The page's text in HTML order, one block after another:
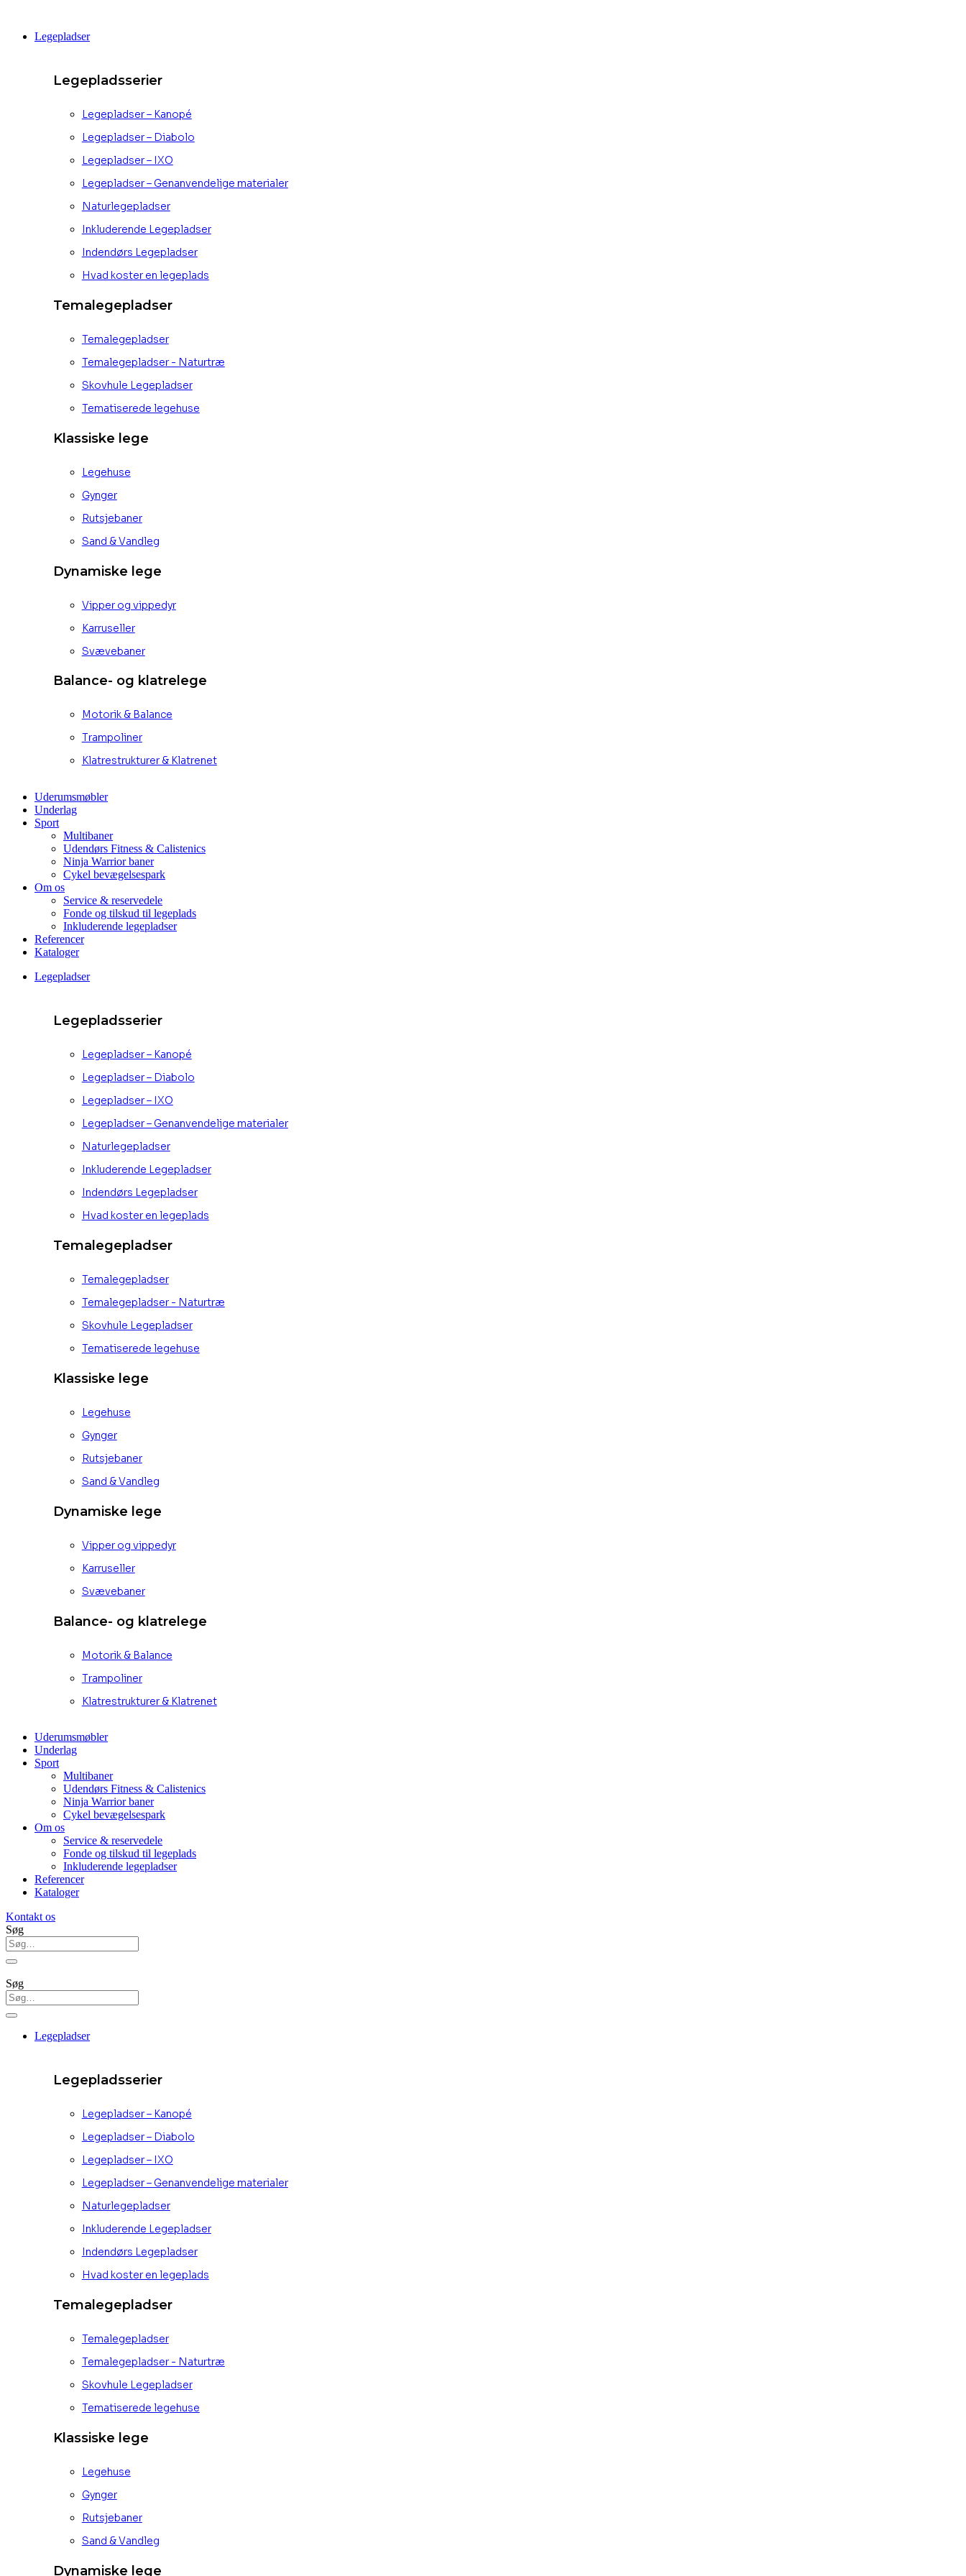
indholdLegepladser
Legepladsserier
Legepladser – Kanopé
Legepladser – Diabolo
Legepladser – IXO
Legepladser – Genanvendelige materialer
Naturlegepladser
Inkluderende Legepladser
Indendørs Legepladser
Hvad koster en legeplads
Temalegepladser
Temalegepladser
Temalegepladser - Naturtræ
Skovhule Legepladser
Tematiserede legehuse
Klassiske lege
Legehuse
Gynger
Rutsjebaner
Sand & Vandleg
Dynamiske lege
Vipper og vippedyr
Karruseller
Svævebaner
Balance- og klatrelege
Motorik & Balance
Trampoliner
Klatrestrukturer & Klatrenet
Uderumsmøbler
Underlag
Sport
Multibaner
Udendørs Fitness & Calistenics
Ninja Warrior baner
Cykel bevægelsespark
Om os
Service & reservedele
Fonde og tilskud til legeplads
Inkluderende legepladser
Referencer
Kataloger
Legepladser
Legepladsserier
Legepladser – Kanopé
Legepladser – Diabolo
Legepladser – IXO
Legepladser – Genanvendelige materialer
Naturlegepladser
Inkluderende Legepladser
Indendørs Legepladser
Hvad koster en legeplads
Temalegepladser
Temalegepladser
Temalegepladser - Naturtræ
Skovhule Legepladser
Tematiserede legehuse
Klassiske lege
Legehuse
Gynger
Rutsjebaner
Sand & Vandleg
Dynamiske lege
Vipper og vippedyr
Karruseller
Svævebaner
Balance- og klatrelege
Motorik & Balance
Trampoliner
Klatrestrukturer & Klatrenet
Uderumsmøbler
Underlag
Sport
Multibaner
Udendørs Fitness & Calistenics
Ninja Warrior baner
Cykel bevægelsespark
Om os
Service & reservedele
Fonde og tilskud til legeplads
Inkluderende legepladser
Referencer
Kataloger
Kontakt os
Søg
Søg
Legepladser
Legepladsserier
Legepladser – Kanopé
Legepladser – Diabolo
Legepladser – IXO
Legepladser – Genanvendelige materialer
Naturlegepladser
Inkluderende Legepladser
Indendørs Legepladser
Hvad koster en legeplads
Temalegepladser
Temalegepladser
Temalegepladser - Naturtræ
Skovhule Legepladser
Tematiserede legehuse
Klassiske lege
Legehuse
Gynger
Rutsjebaner
Sand & Vandleg
Dynamiske lege